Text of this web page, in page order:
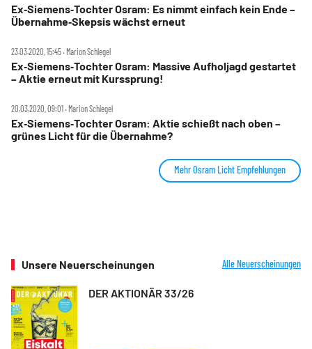
Ex‑Siemens‑Tochter Osram: Es nimmt einfach kein Ende –
Übernahme‑Skepsis wächst erneut
23.03.2020, 15:45 ‧ Marion Schlegel
Ex‑Siemens‑Tochter Osram: Massive Aufholjagd gestartet
– Aktie erneut mit Kurssprung!
20.03.2020, 09:01 ‧ Marion Schlegel
Ex‑Siemens‑Tochter Osram: Aktie schießt nach oben –
grünes Licht für die Übernahme?
Mehr Osram Licht Empfehlungen
Unsere Neuerscheinungen Alle Neuerscheinungen
DER AKTIONÄR 33/26